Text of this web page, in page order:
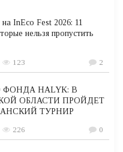
InEco Fest 2026: 11
нельзя пропустить
123 2
HALYK: В
ОБЛАСТИ ПРОЙДЕТ
ТУРНИР
226 0